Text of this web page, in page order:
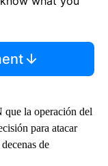
la operación del
para atacar
de